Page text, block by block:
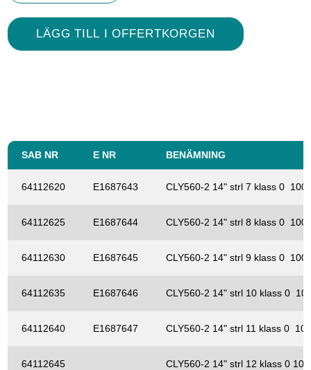
SAB NR E NR BENÄMNING
64112620 E1687643 CLY560-2 14" strl 7 klass 0
64112625 E1687644 CLY560-2 14" strl 8 klass 0
64112630 E1687645 CLY560-2 14" strl 9 klass 0
64112635 E1687646 CLY560-2 14" strl 10 klass 0
64112640 E1687647 CLY560-2 14" strl 11 klass 0
64112645 CLY560-2 14" strl 12 klass 0